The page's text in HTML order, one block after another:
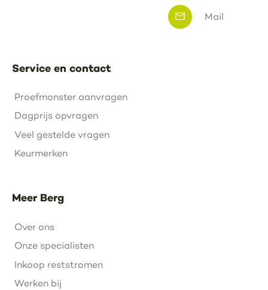
Service en contact
Proefmonster aanvragen
Dagprijs opvragen
Veel gestelde vragen
Keurmerken
Meer Berg
Over ons
Onze specialisten
Inkoop reststromen
Werken bij
Mail